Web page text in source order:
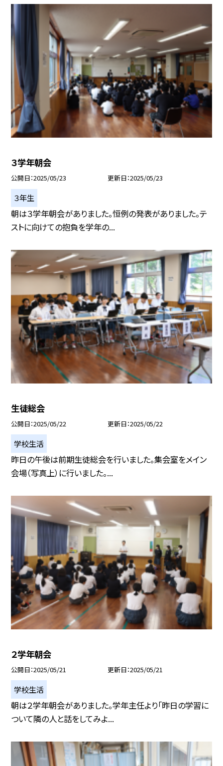
３学年朝会
公開日 2025/05/23 更新日 2025/05/23
３年生
朝は３学年朝会がありました。恒例の発表がありました。テ
ストに向けての抱負を学年の...
生徒総会
公開日 2025/05/22 更新日 2025/05/22
学校生活
昨日の午後は前期生徒総会を行いました。集会室をメイン
会場（写真上）に行いました。...
２学年朝会
公開日 2025/05/21 更新日 2025/05/21
学校生活
朝は２学年朝会がありました。学年主任より「昨日の学習に
ついて隣の人と話をしてみよ...